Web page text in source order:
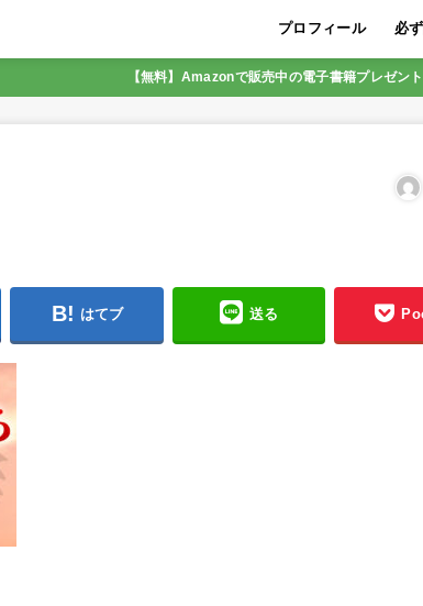
プロフィール 必
LINE
初め
迷い
【脱
SNS
初月
メン
SNS
成功
最も
人生
【無料】Amazonで販売中の電子書籍プレゼント
はてブ 送る